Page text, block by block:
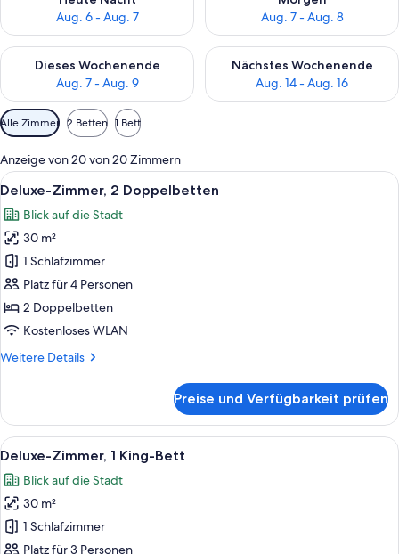
Aug. 6 - Aug. 7
Aug. 7 - Aug. 8
Dieses Wochenende
Aug. 7 - Aug. 9
Überprüfe die Verfügbarkeit für dieses Wochenende, Aug. 7
Nächstes Wochenende
Aug. 14 - Aug. 16
Überprüfe die Verfügbarkeit
Verfügbare
Filter
für
Zimmer
Alle Zimmer 2 Betten 1 Bett
Anzeige von 20 von 20 Zimmern
Alle
Fotos
für
Deluxe-
Zimmer,
2 Doppelbetten
anzeigen
Ein Hotelzimmer mit zwei Betten,
6
Deluxe-Zimmer, 2 Doppelbetten
Blick auf die Stadt
30 m²
1 Schlafzimmer
Platz für 4 Personen
2 Doppelbetten
Kostenloses WLAN
Weitere Details
Weitere
Zimmer,
2 Doppelbetten
Preise und Verfügbarkeit prüfen
Alle
Fotos
für
Deluxe-
Zimmer,
1 King-
Ein Hotelzimmer mit einem großen
6
Deluxe-Zimmer, 1 King-Bett
Blick auf die Stadt
30 m²
1 Schlafzimmer
Platz für 3 Personen